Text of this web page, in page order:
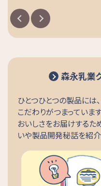
森永乳業
ひとつひとつの製品には
こだわりがつまっています
おいしさをお届けする
いや製品開発秘話を紹介